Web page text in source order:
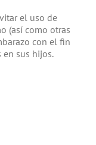
el uso de
(así como otras
con el fin
sus hijos.